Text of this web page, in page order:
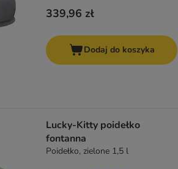
339,96 zł
Dodaj do koszyka
Lucky-Kitty poidełko
fontanna
Poidełko, zielone 1,5 l